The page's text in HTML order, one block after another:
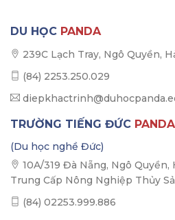
DU HỌC PANDA
239C Lạch Tray, Ngô Quyền,
(84) 2253.250.029
TRƯỜNG TIẾNG ĐỨC PANDA
(Du học nghề Đức)
10A/319 Đà Nẵng, Ngô
Trung Cấp Nông Nghiệp Thủy
(84) 02253.999.886